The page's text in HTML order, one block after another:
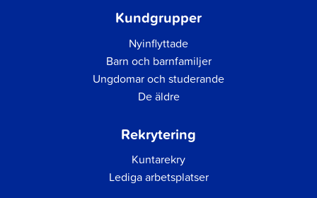
Kundgrupper
Nyinflyttade
Barn och barnfamiljer
Ungdomar och studerande
De äldre
Rekrytering
Kuntarekry
Lediga arbetsplatser